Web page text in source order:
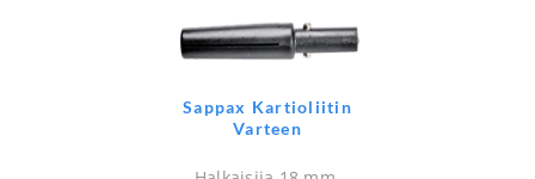
Sappax Kartioliitin
Varteen